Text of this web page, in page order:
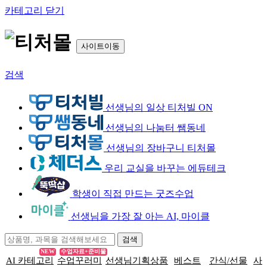
카테고리 닫기
사이트이동
검색
선생님의 일상 티처빌 ON
선생님의 나눔터 쌤동네
선생님의 장바구니 티처몰
우리 교실을 바꾸는 에듀테크
학생이 직접 만드는 굿즈수업
선생님을 가장 잘 아는 AI, 마이클
AI 카테고리
NEW
수업꾸러미
수업자료+준비물
선생님기획상품 베스트 간식/선물 사